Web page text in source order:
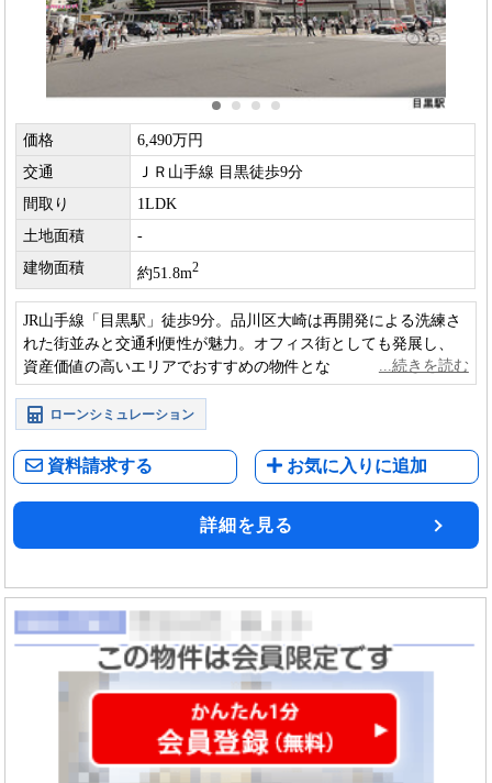
価格
6,490万円
交通
ＪＲ山手線 目黒徒歩9分
間取り
1LDK
土地面積
-
建物面積
約51.8m2
JR山手線「目黒駅」徒歩9分。品川区大崎は再開発による洗練さ
れた街並みと交通利便性が魅力。オフィス街としても発展し、
資産価値の高いエリアでおすすめの物件となっております。
ローンシミュレーション
資料請求する お気に入りに追加
詳細を見る